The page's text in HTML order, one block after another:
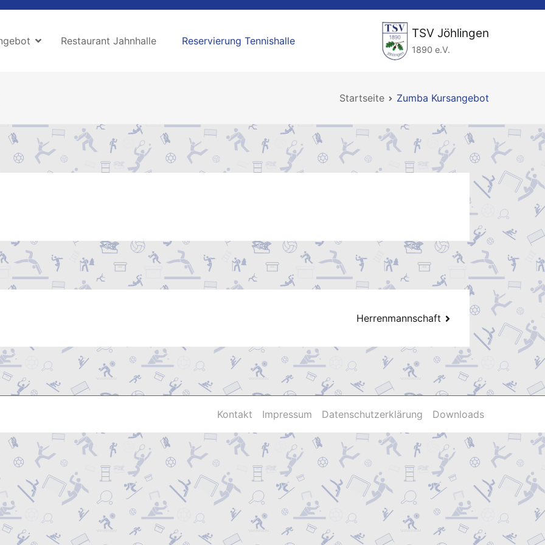
TSV Jöhlingen
1890 e.V.
Restaurant Jahnhalle Reservierung Tennishalle
Startseite Zumba Kursangebot
Herrenmannschaft
Kontakt Impressum Datenschutzerklärung Downloads